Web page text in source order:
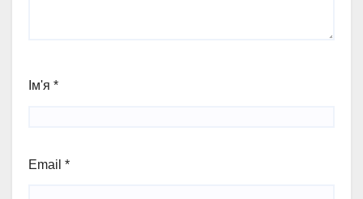
Ім'я *
Email *